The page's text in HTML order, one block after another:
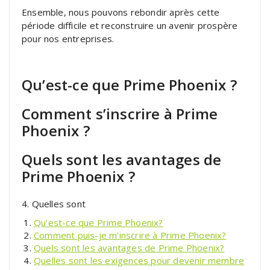
Ensemble, nous pouvons rebondir après cette
période difficile et reconstruire un avenir prospère
pour nos entreprises.
Qu’est-ce que Prime Phoenix ?
Comment s’inscrire à Prime
Phoenix ?
Quels sont les avantages de
Prime Phoenix ?
4. Quelles sont
Qu’est-ce que Prime Phoenix?
Comment puis-je m’inscrire à Prime Phoenix?
Quels sont les avantages de Prime Phoenix?
Quelles sont les exigences pour devenir membre